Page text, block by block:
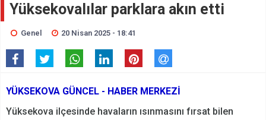
Yüksekovalılar parklara akın etti
Genel 20 Nisan 2025 - 18:41
YÜKSEKOVA GÜNCEL - HABER MERKEZİ
Yüksekova ilçesinde havaların ısınmasını fırsat bilen